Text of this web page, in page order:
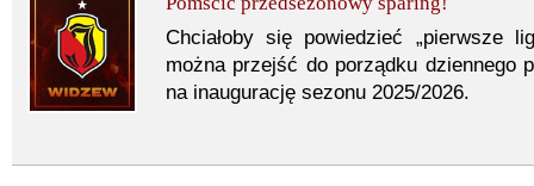
Chciałoby się powiedzieć „pierwsze
można przejść do porządku dziennego
na inaugurację sezonu 2025/2026.